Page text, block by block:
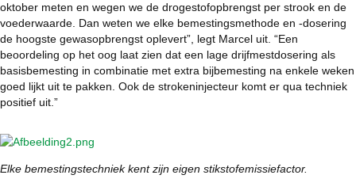
oktober meten en wegen we de drogestofopbrengst per strook en de
voederwaarde. Dan weten we elke bemestingsmethode en -dosering
de hoogste gewasopbrengst oplevert”, legt Marcel uit. “Een
beoordeling op het oog laat zien dat een lage drijfmestdosering als
basisbemesting in combinatie met extra bijbemesting na enkele weken
goed lijkt uit te pakken. Ook de strokeninjecteur komt er qua techniek
positief uit.”
Elke bemestingstechniek kent zijn eigen stikstofemissiefactor.